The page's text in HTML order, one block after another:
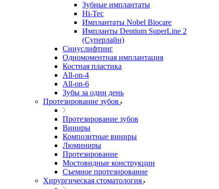
Зубные имплантаты
Hi-Tec
Имплантаты Nobel Biocare
Импланты Dentium SuperLine 2
(Суперлайн)
Синуслифтинг
Одномоментная имплантация
Костная пластика
All-on-4
All-on-6
Зубы за один день
Протезирование зубов
Протезирование зубов
Виниры
Композитные виниры
Люминиры
Протезирование
Мостовидные конструкции
Съемное протезирование
Хирургическая стоматология